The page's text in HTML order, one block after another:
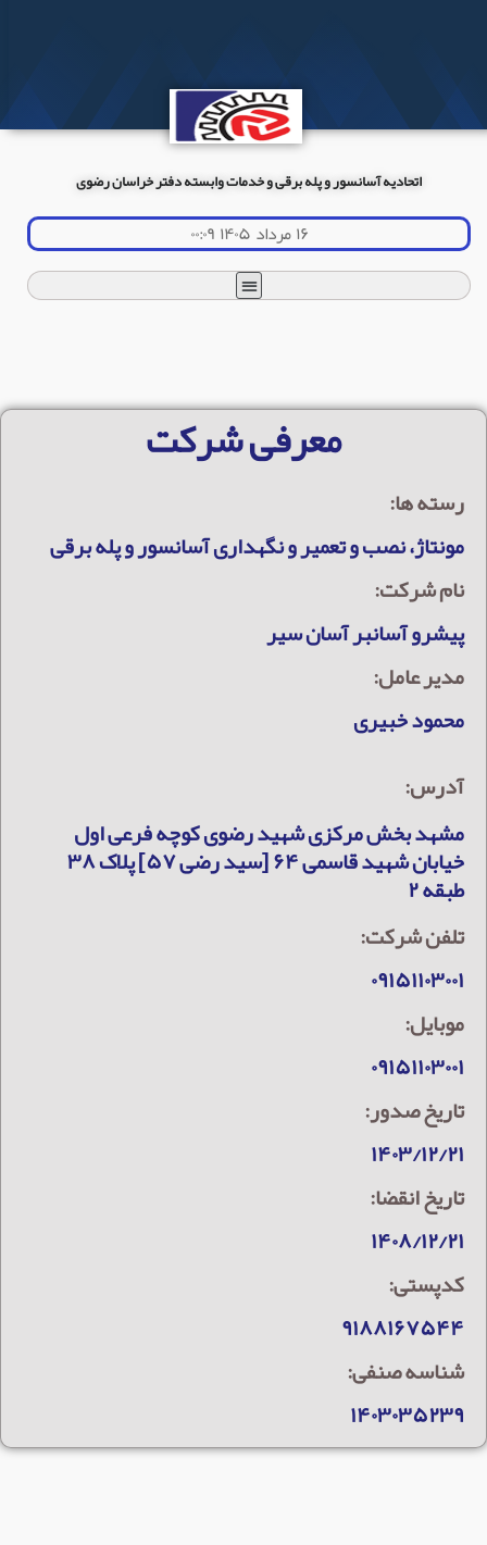
اتحادیه آسانسور و پله برقی و خدمات وابسته دفتر خراسان رضوی
۱۶ مرداد ۱۴۰۵ ۰۰:۰۹
معرفی شرکت
رسته ها:
مونتاژ، نصب و تعمیر و نگهداری آسانسور و پله برقی
نام شرکت:
پیشرو آسانبر آسان سیر
مدیر عامل:
محمود خبیری
آدرس:
مشهد بخش مرکزی شهید رضوی کوچه فرعی اول
خیابان شهید قاسمی ۶۴ [سید رضی ۵۷] پلاک ۳۸
طبقه ۲
تلفن شرکت:
۰۹۱۵۱۱۰۳۰۰۱
موبایل:
۰۹۱۵۱۱۰۳۰۰۱
تاریخ صدور:
۱۴۰۳/۱۲/۲۱
تاریخ انقضا:
۱۴۰۸/۱۲/۲۱
کدپستی:
۹۱۸۸۱۶۷۵۴۴
شناسه صنفی:
۱۴۰۳۰۳۵۲۳۹